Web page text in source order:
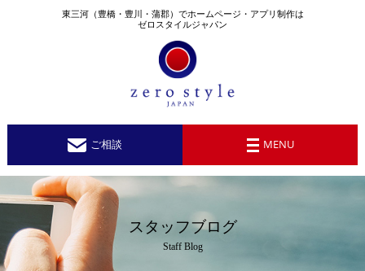
東三河（豊橋・豊川・蒲郡）でホームページ・アプリ制作は
ゼロスタイルジャパン
ご相談 MENU
スタッフブログ
Staff Blog